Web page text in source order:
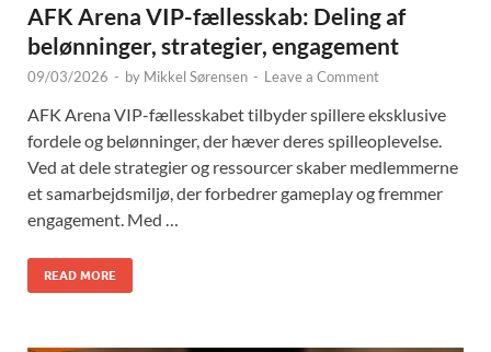
AFK Arena VIP-fællesskab: Deling af
belønninger, strategier, engagement
09/03/2026 - by Mikkel Sørensen - Leave a Comment
AFK Arena VIP-fællesskabet tilbyder spillere eksklusive
fordele og belønninger, der hæver deres spilleoplevelse.
Ved at dele strategier og ressourcer skaber medlemmerne
et samarbejdsmiljø, der forbedrer gameplay og fremmer
engagement. Med …
READ MORE